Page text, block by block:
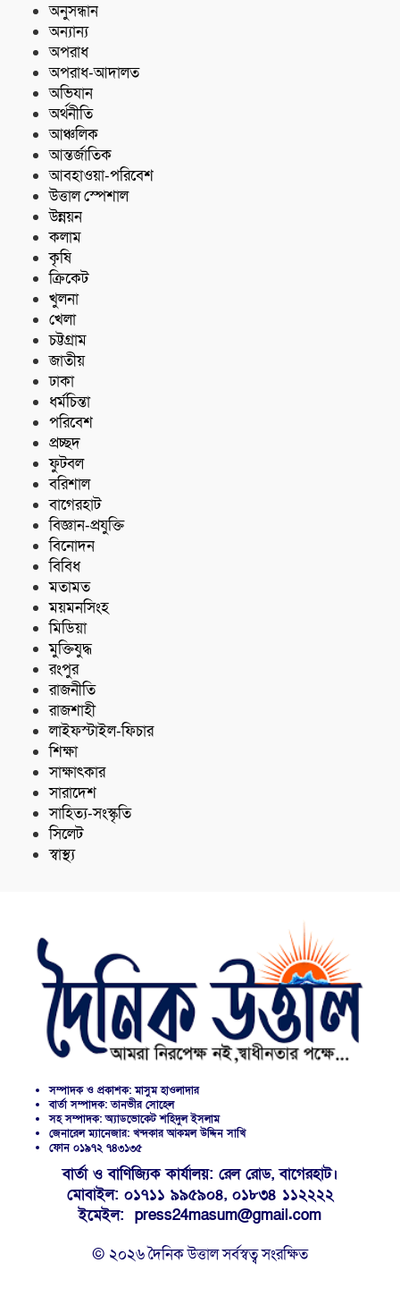
অনুসন্ধান
অন্যান্য
অপরাধ
অপরাধ-আদালত
অভিযান
অর্থনীতি
আঞ্চলিক
আন্তর্জাতিক
আবহাওয়া-পরিবেশ
উত্তাল স্পেশাল
উন্নয়ন
কলাম
কৃষি
ক্রিকেট
খুলনা
খেলা
চট্টগ্রাম
জাতীয়
ঢাকা
ধর্মচিন্তা
পরিবেশ
প্রচ্ছদ
ফুটবল
বরিশাল
বাগেরহাট
বিজ্ঞান-প্রযুক্তি
বিনোদন
বিবিধ
মতামত
ময়মনসিংহ
মিডিয়া
মুক্তিযুদ্ধ
রংপুর
রাজনীতি
রাজশাহী
লাইফস্টাইল-ফিচার
শিক্ষা
সাক্ষাৎকার
সারাদেশ
সাহিত্য-সংস্কৃতি
সিলেট
স্বাস্থ্য
সম্পাদক ও প্রকাশক: মাসুম হাওলাদার
বার্তা সম্পাদক: তানভীর সোহেল
সহ সম্পাদক: অ্যাডভোকেট শহিদুল ইসলাম
জেনারেল ম্যানেজার: খন্দকার আকমল উদ্দিন সাখি
ফোন ০১৯৭২ ৭৪৩১৩৫
বার্তা ও বাণিজ্যিক কার্যালয়: রেল রোড, বাগেরহাট।
মোবাইল: ০১৭১১ ৯৯৫৯০৪, ০১৮৩৪ ১১২২২২
ইমেইল: press24masum@gmail.com
© ২০২৬ দৈনিক উত্তাল সর্বস্বত্ব সংরক্ষিত